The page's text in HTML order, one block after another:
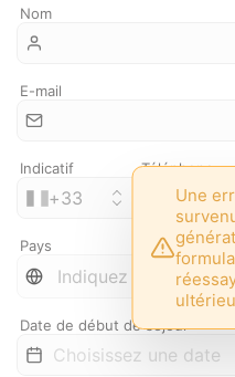
Nom
E-mail
Indicatif
+33
Téléphone
Pays
Date de début de séjour
Une